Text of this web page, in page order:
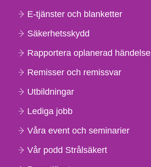
E-tjänster och blanketter
Säkerhetsskydd
Rapportera oplanerad händelse
Remisser och remissvar
Utbildningar
Lediga jobb
Våra event och seminarier
Vår podd Strålsäkert